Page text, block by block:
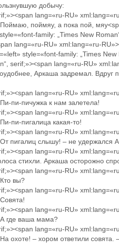
добычу:
lang=«ru-RU»
поймяу, а пока пой,
family: „Times New
lang=«ru-RU» xml:lang=«ru-
style=«font-family: „Times
serif;»><span lang=«ru-RU»
Аркаша задремал.
lang=«ru-RU»
пи-пичужка к нам залетела!
lang=«ru-RU»
пи-пигалица какая-то!
lang=«ru-RU»
пигалиц слышу! – не удержался
lang=«ru-RU»
стихли. Аркаша осторожно
lang=«ru-RU»
вы?
lang=«ru-RU»
lang=«ru-RU»
где ваша мама?
lang=«ru-RU»
охоте! – хором ответили совята.